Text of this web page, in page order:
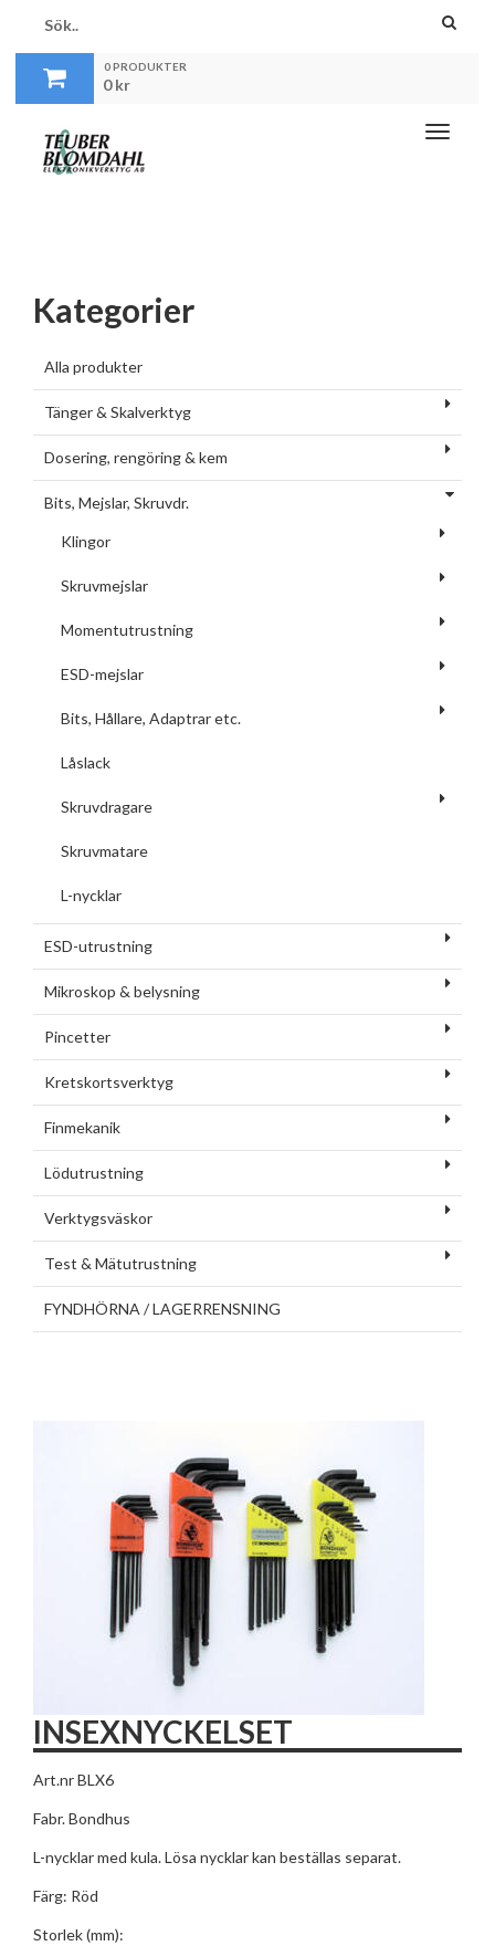
0 PRODUKTER
0kr
Toggle
Kategorier
Alla produkter
Tänger & Skalverktyg
Dosering, rengöring & kem
Bits, Mejslar, Skruvdr.
Klingor
Skruvmejslar
Momentutrustning
ESD-mejslar
Bits, Hållare, Adaptrar etc.
Låslack
Skruvdragare
Skruvmatare
L-nycklar
ESD-utrustning
Mikroskop & belysning
Pincetter
Kretskortsverktyg
Finmekanik
Lödutrustning
Verktygsväskor
Test & Mätutrustning
FYNDHÖRNA / LAGERRENSNING
INSEXNYCKELSET
Art.nr BLX6
Fabr. Bondhus
L-nycklar med kula. Lösa nycklar kan beställas separat.
Färg: Röd
Storlek (mm):